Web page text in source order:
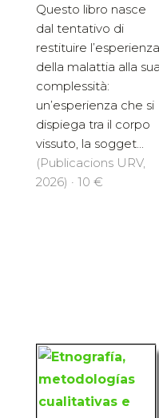
Questo libro nasce
dal tentativo di
restituire l’esperienza
della malattia alla sua
complessità:
un’esperienza che si
dispiega tra il corpo
vissuto, la sogget...
(Publicacions URV,
2026) · 10 €